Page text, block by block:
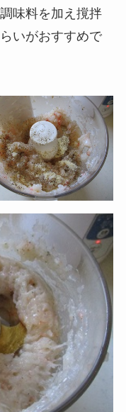
味料を加え撹拌
いがおすすめで